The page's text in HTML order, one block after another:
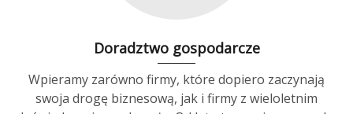
Doradztwo gospodarcze
Wpieramy zarówno firmy, które dopiero zaczynają
swoja drogę biznesową, jak i firmy z wieloletnim